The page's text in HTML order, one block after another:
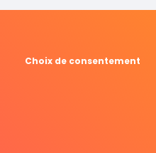
Choix de consentement